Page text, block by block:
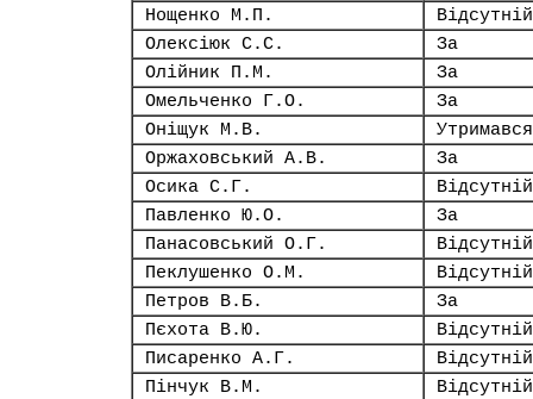
Нощенко М.П.
Відсутній
Олексіюк С.С.
За
Олійник П.М.
За
Омельченко Г.О.
За
Оніщук М.В.
Утримався
Оржаховський А.В.
За
Осика С.Г.
Відсутній
Павленко Ю.О.
За
Панасовський О.Г.
Відсутній
Пеклушенко О.М.
Відсутній
Петров В.Б.
За
Пєхота В.Ю.
Відсутній
Писаренко А.Г.
Відсутній
Пінчук В.М.
Відсутній